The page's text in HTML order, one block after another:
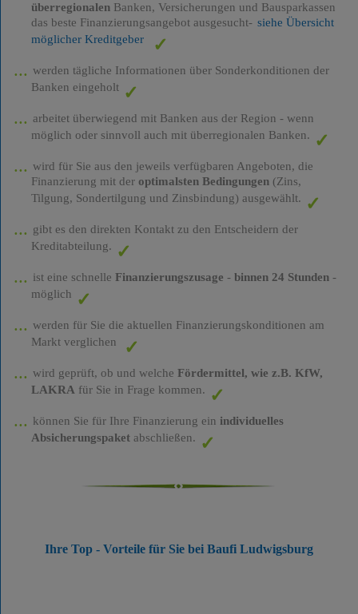
überregionalenBanken, Versicherungen und Bausparkassen
das beste Finanzierungsangebot ausgesucht- siehe Übersicht
möglicher Kreditgeber
werden tägliche Informationen über Sonderkonditionen der
Banken eingeholt
arbeitet überwiegend mit Banken aus der Region - wenn
möglich oder sinnvoll auch mit überregionalen Banken.
wird für Sie aus den jeweils verfügbaren Angeboten, die
Finanzierung mit der optimalsten Bedingungen(Zins,
Tilgung, Sondertilgung und Zinsbindung) ausgewählt.
gibt es den direkten Kontakt zu den Entscheidern der
Kreditabteilung.
ist eine schnelle Finanzierungszusage - binnen 24 Stunden-
möglich
werden für Sie die aktuellen Finanzierungskonditionen am
Markt verglichen
wird geprüft, ob und welche Fördermittel, wie z.B. KfW,
LAKRA für Sie in Frage kommen.
können Sie für Ihre Finanzierung ein individuelles
Absicherungspaketabschließen.
Ihre Top - Vorteile für Sie bei Baufi Ludwigsburg